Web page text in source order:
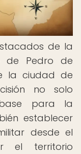
de la
de Pedro de
la ciudad de
no solo
para la
establecer
desde el
el territorio